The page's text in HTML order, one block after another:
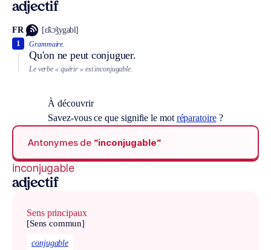
adjectif
FR [ɛ̃kɔ̃ʒygabl]
Grammaire.
Qu'on ne peut conjuguer.
1
Le verbe « quérir » est inconjugable.
À découvrir
Savez-vous ce que signifie le mot réparatoire?
Antonymes de “inconjugable“
inconjugable
adjectif
Sens principaux
[Sens commun]
conjugable